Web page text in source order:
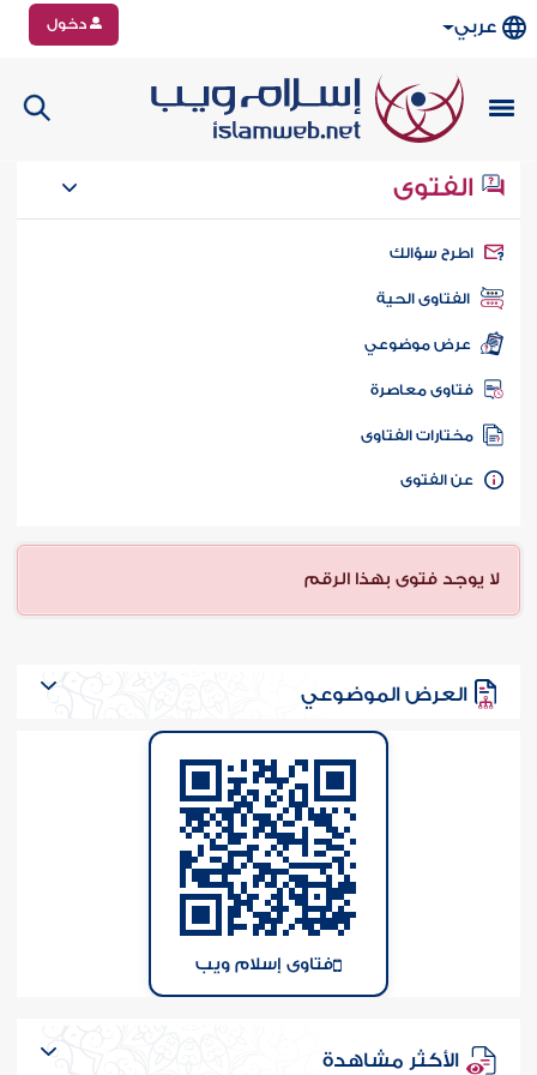
عربي دخول
الفتوى
سؤالك
الفتاوى الحية
عرض موضوعي
فتاوى معاصرة
مختارات الفتاوى
الفتوى
لا يوجد فتوى بهذا الرقم
العرض الموضوعي
فتاوى إسلام ويب
الأكثر مشاهدة